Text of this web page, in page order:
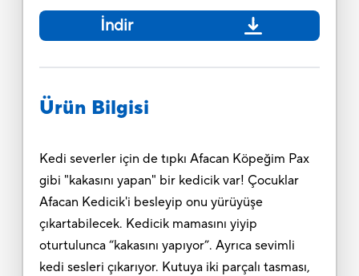
İndir
Ürün Bilgisi
Kedi severler için de tıpkı Afacan Köpeğim Pax
gibi "kakasını yapan" bir kedicik var! Çocuklar
Afacan Kedicik'i besleyip onu yürüyüşe
çıkartabilecek. Kedicik mamasını yiyip
oturtulunca “kakasını yapıyor”. Ayrıca sevimli
kedi sesleri çıkarıyor. Kutuya iki parçalı tasması,